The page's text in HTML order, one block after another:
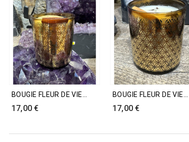
Promo ! Promo !
BOUGIE FLEUR DE VIE...
Prix
17,00 €
BOUGIE FLEUR DE VIE...
Prix
17,00 €